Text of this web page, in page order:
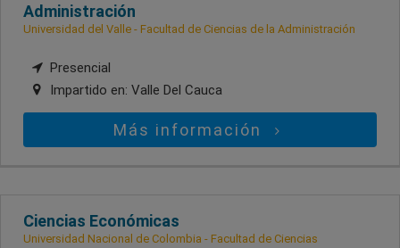
Administración
Universidad del Valle - Facultad de Ciencias de la Administración
Presencial
Impartido en: Valle Del Cauca
Más información
Ciencias Económicas
Universidad Nacional de Colombia - Facultad de Ciencias